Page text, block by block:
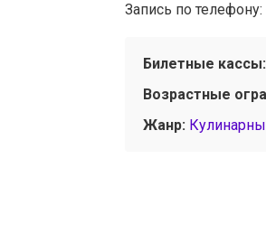
Запись по
Билетные кассы:
Возрастные
Жанр: